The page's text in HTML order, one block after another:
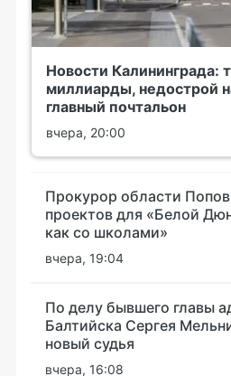
Новости Калининграда:
миллиарды, недострой
главный почтальон
вчера, 20:00
Прокурор области Попов
проектов для «Белой
как со школами»
вчера, 19:04
По делу бывшего главы
Балтийска Сергея
новый судья
вчера, 16:08